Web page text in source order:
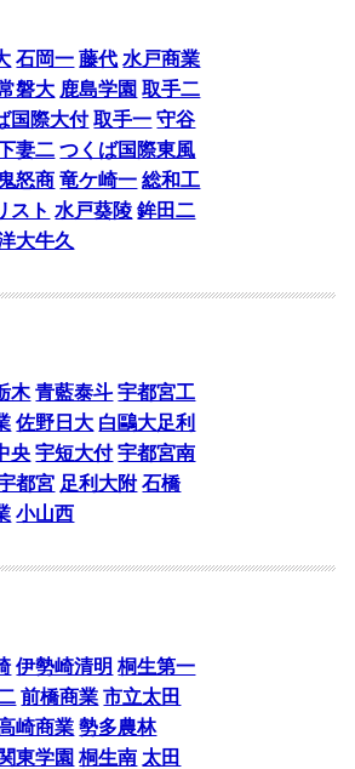
石岡一 藤代 水戸商業
磐大 鹿島学園 取手二
国際大付 取手一 守谷
妻二 つくば国際東風
鬼怒商 竜ケ崎一 総和工
スト 水戸葵陵 鉾田二
大牛久
木 青藍泰斗 宇都宮工
佐野日大 白鷗大足利
央 宇短大付 宇都宮南
都宮 足利大附 石橋
小山西
伊勢崎清明 桐生第一
前橋商業 市立太田
崎商業 勢多農林
関東学園 桐生南 太田